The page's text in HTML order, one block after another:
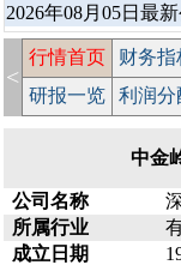
2026年08月05日最新
<
行情首页 财务指
研报一览
利润分
中金
公司名称
所属行业
成立日期